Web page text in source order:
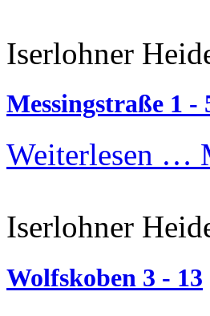
Iserlohner
Messingstraße 1 -
Weiterlesen …
Iserlohner
Wolfskoben 3 - 13